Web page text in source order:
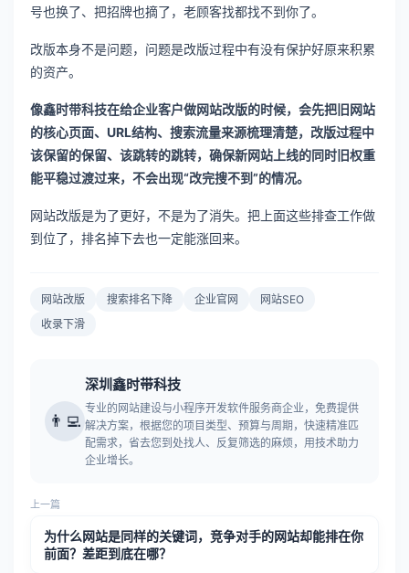
号也换了、把招牌也摘了，老顾客找都找不到你了。
改版本身不是问题，问题是改版过程中有没有保护好原来积累
的资产。
像鑫时带科技在给企业客户做网站改版的时候，会先把旧网站
的核心页面、URL结构、搜索流量来源梳理清楚，改版过程中
该保留的保留、该跳转的跳转，确保新网站上线的同时旧权重
能平稳过渡过来，不会出现“改完搜不到”的情况。
网站改版是为了更好，不是为了消失。把上面这些排查工作做
到位了，排名掉下去也一定能涨回来。
网站改版 搜索排名下降 企业官网
网站SEO
收录下滑
👨‍💻
深圳鑫时带科技
专业的网站建设与小程序开发软件服务商企业，免费提供
解决方案，根据您的项目类型、预算与周期，快速精准匹
配需求，省去您到处找人、反复筛选的麻烦，用技术助力
企业增长。
上一篇
为什么网站是同样的关键词，竞争对手的网站却能排在你
前面？差距到底在哪？